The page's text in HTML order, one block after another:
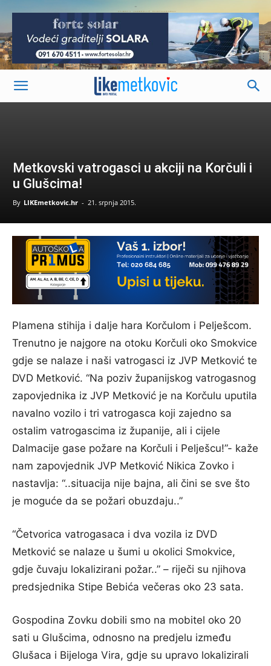
-
Metkovski vatrogasci u akciji na Korčuli i
u Glušcima!
By LIKEmetkovic.hr - 21. srpnja 2015.
Plamena stihija i dalje hara Korčulom i Pelješcom.
Trenutno je najgore na otoku Korčuli oko Smokvice
gdje se nalaze i naši vatrogasci iz JVP Metković te
DVD Metković. “Na poziv županijskog vatrogasnog
zapovjednika iz JVP Metković je na Korčulu uputila
navalno vozilo i tri vatrogasca koji zajedno sa
ostalim vatrogascima iz županije, ali i cijele
Dalmacije gase požare na Korčuli i Pelješcu!”- kaže
nam zapovjednik JVP Metković Nikica Zovko i
nastavlja: “..situacija nije bajna, ali čini se sve što
je moguće da se požari obuzdaju..”
“Četvorica vatrogasaca i dva vozila iz DVD
Metković se nalaze u šumi u okolici Smokvice,
gdje čuvaju lokalizirani požar..” – riječi su njihova
predsjednika Stipe Bebića večeras oko 23 sata.
Gospodina Zovku dobili smo na mobitel oko 20
sati u Glušcima, odnosno na predjelu između
Glušaca i Bijeloga Vira, gdje su upravo lokalizirali